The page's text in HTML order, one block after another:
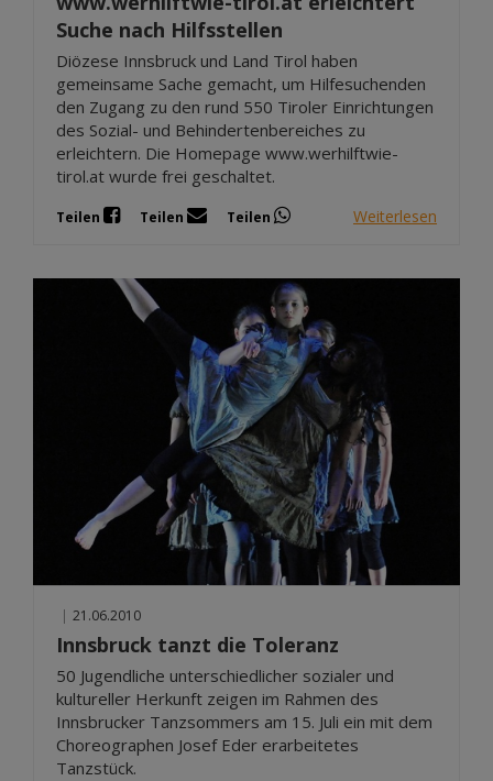
Suche nach Hilfsstellen
Diözese Innsbruck und Land Tirol haben
gemeinsame Sache gemacht, um Hilfesuchenden
den Zugang zu den rund 550 Tiroler Einrichtungen
des Sozial- und Behindertenbereiches zu
erleichtern. Die Homepage www.werhilftwie-
tirol.at wurde frei geschaltet.
Teilen Teilen Teilen Weiterlesen
| 21.06.2010
Innsbruck tanzt die Toleranz
50 Jugendliche unterschiedlicher sozialer und
kultureller Herkunft zeigen im Rahmen des
Innsbrucker Tanzsommers am 15. Juli ein mit dem
Choreographen Josef Eder erarbeitetes
Tanzstück.